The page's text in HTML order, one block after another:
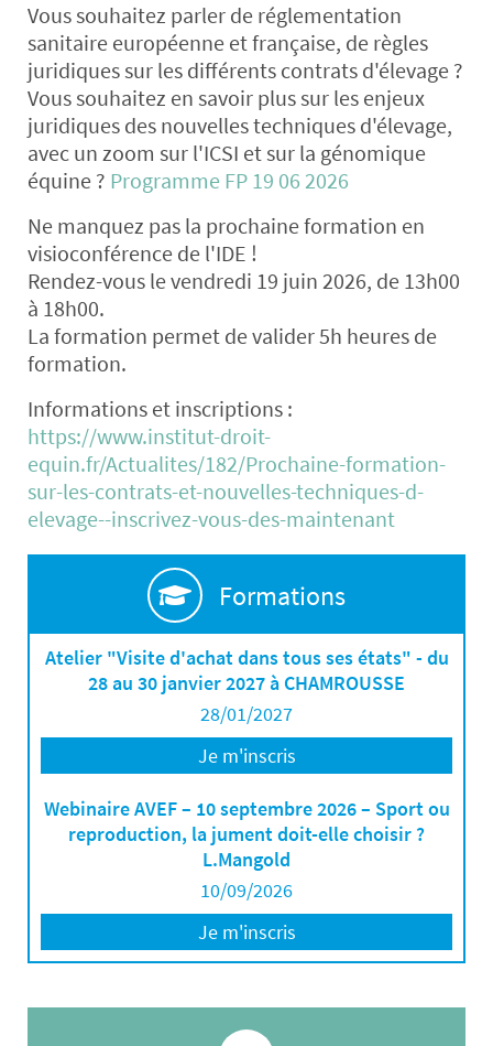
Vous souhaitez parler de réglementation
sanitaire européenne et française, de règles
juridiques sur les différents contrats d'élevage ?
Vous souhaitez en savoir plus sur les enjeux
juridiques des nouvelles techniques d'élevage,
avec un zoom sur l'ICSI et sur la génomique
équine ? Programme FP 19 06 2026
Ne manquez pas la prochaine formation en
visioconférence de l'IDE !
Rendez-vous le vendredi 19 juin 2026, de 13h00
à 18h00.
La formation permet de valider 5h heures de
formation.
Informations et inscriptions :
https://www.institut-droit-
equin.fr/Actualites/182/Prochaine-formation-
sur-les-contrats-et-nouvelles-techniques-d-
elevage--inscrivez-vous-des-maintenant
Formations
Atelier "Visite d'achat dans tous ses états" - du
28 au 30 janvier 2027 à CHAMROUSSE
28/01/2027
Je m'inscris
Webinaire AVEF – 10 septembre 2026 – Sport ou
reproduction, la jument doit-elle choisir ?
L.Mangold
10/09/2026
Je m'inscris